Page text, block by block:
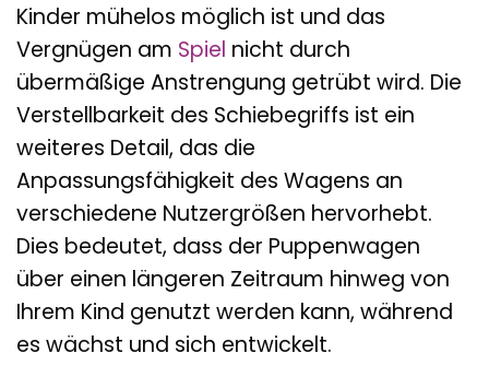
Kinder mühelos möglich ist und das
Vergnügen am Spiel nicht durch
übermäßige Anstrengung getrübt wird. Die
Verstellbarkeit des Schiebegriffs ist ein
weiteres Detail, das die
Anpassungsfähigkeit des Wagens an
verschiedene Nutzergrößen hervorhebt.
Dies bedeutet, dass der Puppenwagen
über einen längeren Zeitraum hinweg von
Ihrem Kind genutzt werden kann, während
es wächst und sich entwickelt.